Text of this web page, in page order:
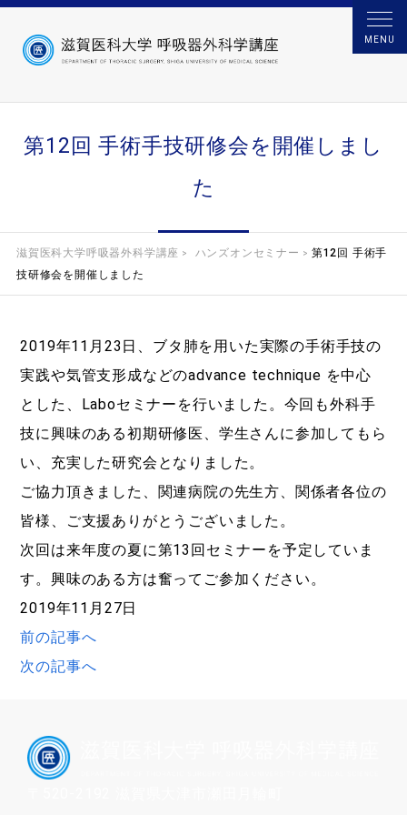
MENU
第12回 手術手技研修会を開催しまし
た
滋賀医科大学呼吸器外科学講座 > ハンズオンセミナー > 第12回 手術手
技研修会を開催しました
2019年11月23日、ブタ肺を用いた実際の手術手技の
実践や気管支形成などのadvance technique を中心
とした、Laboセミナーを行いました。今回も外科手
技に興味のある初期研修医、学生さんに参加してもら
い、充実した研究会となりました。
ご協力頂きました、関連病院の先生方、関係者各位の
皆様、ご支援ありがとうございました。
次回は来年度の夏に第13回セミナーを予定していま
す。興味のある方は奮ってご参加ください。
2019年11月27日
前の記事へ
次の記事へ